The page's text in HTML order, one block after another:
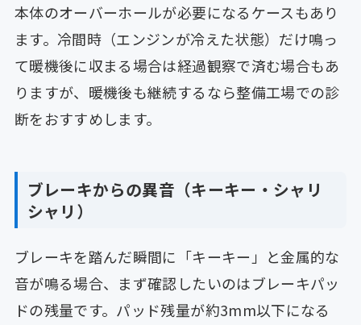
本体のオーバーホールが必要になるケースもあり
ます。冷間時（エンジンが冷えた状態）だけ鳴っ
て暖機後に収まる場合は経過観察で済む場合もあ
りますが、暖機後も継続するなら整備工場での診
断をおすすめします。
ブレーキからの異音（キーキー・シャリ
シャリ）
ブレーキを踏んだ瞬間に「キーキー」と金属的な
音が鳴る場合、まず確認したいのはブレーキパッ
ドの残量です。パッド残量が約3mm以下になる